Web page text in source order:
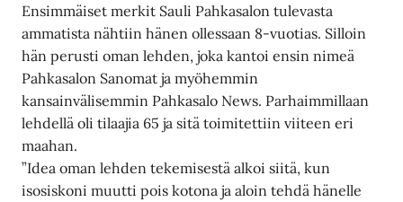
Ensimmäiset merkit Sauli Pahkasalon tulevasta
ammatista nähtiin hänen ollessaan 8-vuotias. Silloin
hän perusti oman lehden, joka kantoi ensin nimeä
Pahkasalon Sanomat ja myöhemmin
kansainvälisemmin Pahkasalo News. Parhaimmillaan
lehdellä oli tilaajia 65 ja sitä toimitettiin viiteen eri
maahan.
”Idea oman lehden tekemisestä alkoi siitä, kun
isosiskoni muutti pois kotona ja aloin tehdä hänelle